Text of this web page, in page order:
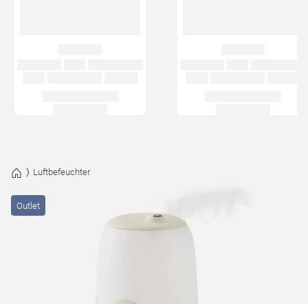
Luftbefeuchter
Outlet